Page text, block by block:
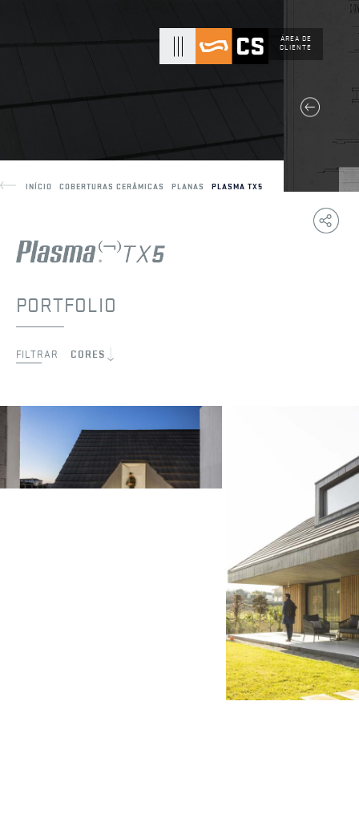
ÁREA DE
CLIENTE
INÍCIO COBERTURAS CERÂMICAS PLANAS PLASMA TX5
Copy
Link
PORTFOLIO
FILTRAR CORES